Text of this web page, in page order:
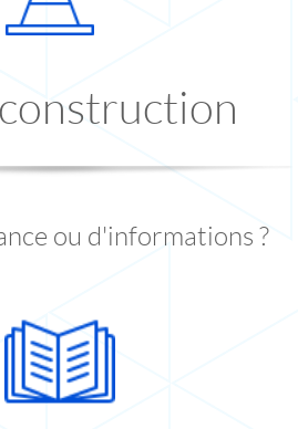
ou d'informations ?